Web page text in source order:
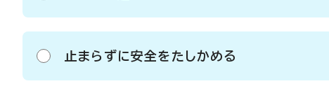
止まらずに安全をたしかめる